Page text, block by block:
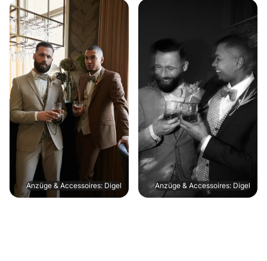
Anzüge & Accessoires: Digel Anzüge & Accessoires: Digel